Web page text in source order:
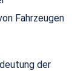
Fahrzeugen
der